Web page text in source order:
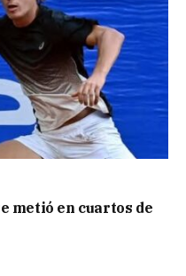
metió en cuartos de